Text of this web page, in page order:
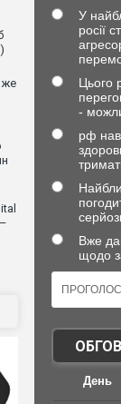
У
росії
Цього
-
рф
Вже
щодо
День